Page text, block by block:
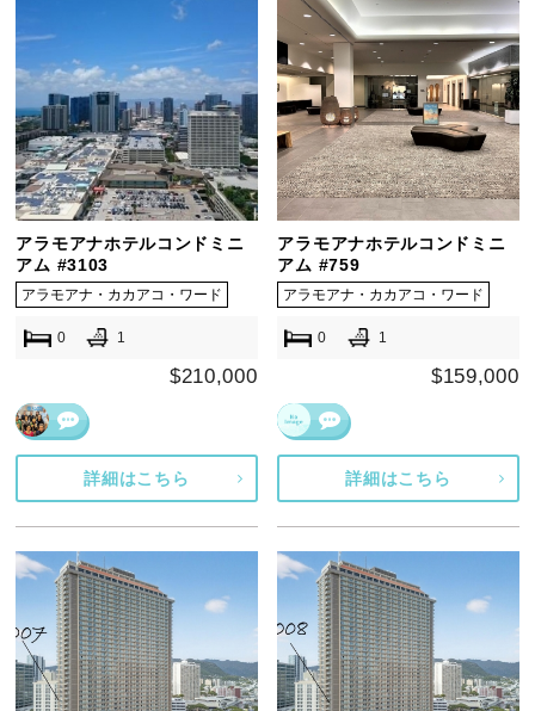
アラモアナホテルコンドミニ
アム #3103
アラモアナ・カカアコ・ワード
0 1
$210,000
詳細はこちら
アラモアナホテルコンドミニ
アム #759
アラモアナ・カカアコ・ワード
0 1
$159,000
詳細はこちら